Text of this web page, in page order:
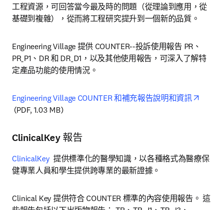
工程資源，可回答當今最及時的問題（從理論到應用，從
基礎到複雜），從而將工程研究提升到一個新的品質。
Engineering Village 提供 COUNTER--投訴使用報告 PR、
PR_P1、DR 和 DR_D1，以及其他使用報告，可深入了解特
定產品功能的使用情況。
Engineering Village COUNTER 和補充報告說明和資訊
opens in new tab/window
(PDF, 1.03 MB)
ClinicalKey 報告
ClinicalKey 提供標準化的醫學知識，以各種格式為醫療保
健專業人員和學生提供跨專業的最新證據。
Clinical Key 提供符合 COUNTER 標準的內容使用報告。 這